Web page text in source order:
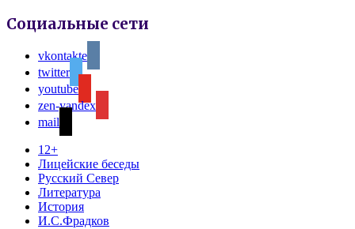
Социальные сети
vkontakte
twitter
youtube
zen-yandex
mail
12+
Лицейские беседы
Русский Север
Литература
История
И.С.Фрадков